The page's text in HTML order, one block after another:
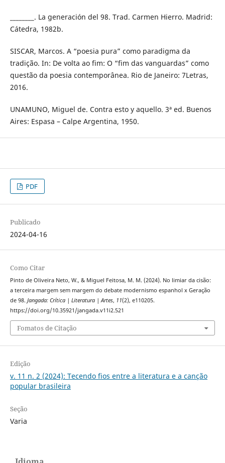
________. La generación del 98. Trad. Carmen Hierro. Madrid:
Cátedra, 1982b.
SISCAR, Marcos. A “poesia pura” como paradigma da
tradição. In: De volta ao fim: O “fim das vanguardas” como
questão da poesia contemporânea. Rio de Janeiro: 7Letras,
2016.
UNAMUNO, Miguel de. Contra esto y aquello. 3ª ed. Buenos
Aires: Espasa – Calpe Argentina, 1950.
PDF
Publicado
2024-04-16
Como Citar
Pinto de Oliveira Neto, W., & Miguel Feitosa, M. M. (2024). No limiar da cisão:
a terceira margem sem margem do debate modernismo espanhol x Geração
de 98. Jangada: Crítica | Literatura | Artes, 11(2), e110205.
https://doi.org/10.35921/jangada.v11i2.521
Fomatos de Citação
Edição
v. 11 n. 2 (2024): Tecendo fios entre a literatura e a canção
popular brasileira
Seção
Varia